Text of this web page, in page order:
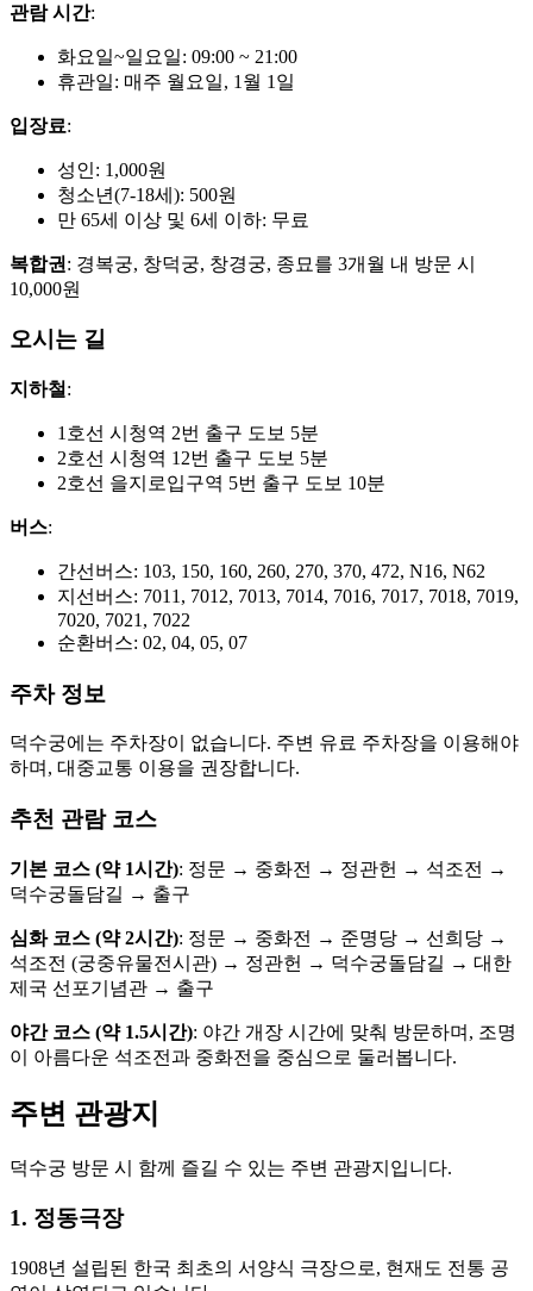
관람 시간:
화요일~일요일: 09:00 ~ 21:00
휴관일: 매주 월요일, 1월 1일
입장료:
성인: 1,000원
청소년(7-18세): 500원
만 65세 이상 및 6세 이하: 무료
복합권 : 경복궁, 창덕궁, 창경궁, 종묘를 3개월 내 방문 시
10,000원
오시는 길
지하철 :
1호선 시청역 2번 출구 도보 5분
2호선 시청역 12번 출구 도보 5분
2호선 을지로입구역 5번 출구 도보 10분
버스:
간선버스: 103, 150, 160, 260, 270, 370, 472, N16, N62
지선버스: 7011, 7012, 7013, 7014, 7016, 7017, 7018, 7019,
7020, 7021, 7022
순환버스: 02, 04, 05, 07
주차 정보
덕수궁에는 주차장이 없습니다. 주변 유료 주차장을 이용해야
하며, 대중교통 이용을 권장합니다.
추천 관람 코스
기본 코스 (약 1시간): 정문 → 중화전 → 정관헌 → 석조전 →
덕수궁돌담길 → 출구
심화 코스 (약 2시간): 정문 → 중화전 → 준명당 → 선희당 →
석조전 (궁중유물전시관) → 정관헌 → 덕수궁돌담길 → 대한
제국 선포기념관 → 출구
야간 코스 (약 1.5시간): 야간 개장 시간에 맞춰 방문하며, 조명
이 아름다운 석조전과 중화전을 중심으로 둘러봅니다.
주변 관광지
덕수궁 방문 시 함께 즐길 수 있는 주변 관광지입니다.
1. 정동극장
1908년 설립된 한국 최초의 서양식 극장으로, 현재도 전통 공